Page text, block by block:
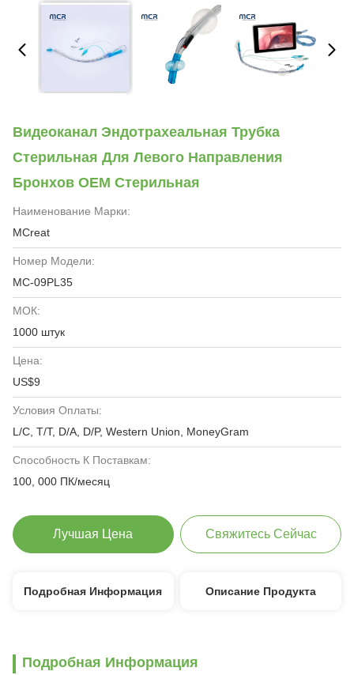
Видеоканал Эндотрахеальная Трубка
Стерильная Для Левого Направления
Бронхов OEM Стерильная
Наименование Марки:
MCreat
Номер Модели:
MC-09PL35
МОК:
1000 штук
Цена:
US$9
Условия Оплаты:
L/C, T/T, D/A, D/P, Western Union, MoneyGram
Способность К Поставкам:
100, 000 ПК/месяц
Лучшая Цена Свяжитесь Сейчас
Подробная Информация Описание Продукта
Подробная Информация